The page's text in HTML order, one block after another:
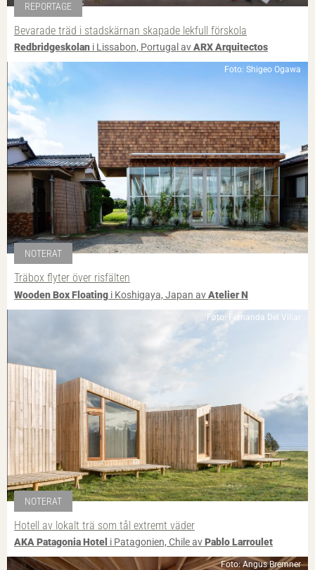
REPORTAGE
Bevarade träd i stadskärnan skapade lekfull förskola
Redbridgeskolan i Lissabon, Portugal avARX Arquitectos
Foto: Shigeo Ogawa
NOTERAT
Träbox flyter över risfälten
Wooden Box Floating i Koshigaya, Japan avAtelier N
Foto: Fernanda Del Villar
NOTERAT
Hotell av lokalt trä som tål extremt väder
AKA Patagonia Hotel i Patagonien, Chile avPablo Larroulet
Foto: Angus Bremner